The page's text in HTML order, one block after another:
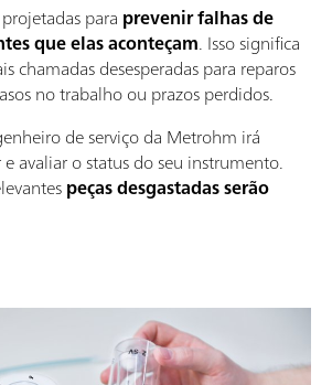
para prevenir falhas de
que elas aconteçam. Isso significa
chamadas desesperadas para reparos
no trabalho ou prazos perdidos.
de serviço da Metrohm irá
avaliar o status do seu instrumento.
peças desgastadas serão